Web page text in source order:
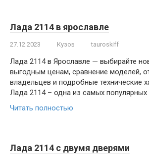
Лада 2114 в ярославле
27.12.2023 Кузов tauroskiff
Лада 2114 в Ярославле — выбирайте
выгодным ценам, сравнение моделей,
владельцев и подробные технические
Лада 2114 – одна из самых
Читать полностью
Лада 2114 с двумя дверями